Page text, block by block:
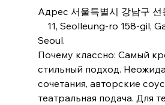
Адрес 서울특별시 강남구 선
11, Seolleung-ro 158-gil,
Seoul.
Почему классно: Самый
стильный подход.
сочетания, авторские
театральная подача. Для